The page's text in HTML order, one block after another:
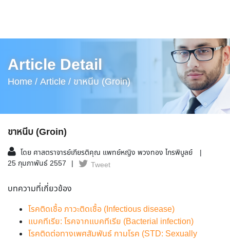
Article Detail
Home /Article / ขาหนีบ (Groin)
ขาหนีบ (Groin)
โดย ศาสตราจารย์เกียรติคุณ แพทย์หญิง พวงทอง ไกรพิบูลย์
25 กุมภาพันธ์ 2557
Tweet
บทความที่เกี่ยวข้อง
โรคติดเชื้อ ภาวะติดเชื้อ (Infectious disease)
แบคทีเรีย: โรคจากแบคทีเรีย (Bacterial infection)
โรคติดต่อทางเพศสัมพันธ์ กามโรค (STD: Sexually